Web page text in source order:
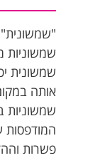
שמשוניות
שמשונית
אותה
שמשוניות
המודפסות
פשרות